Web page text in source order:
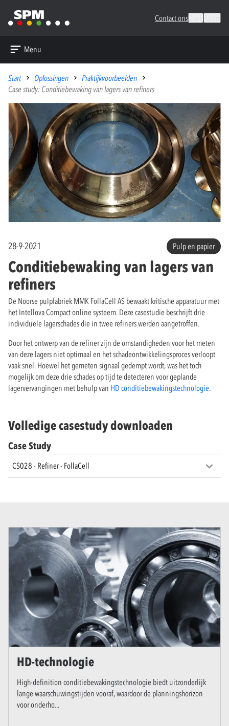
Contact ons
Menu
Start Oplossingen
Praktijkvoorbeelden
Case study: Conditiebewaking van lagers van refiners
28-9-2021 Pulp en papier
Conditiebewaking van lagers van
refiners
De Noorse pulpfabriek MMK FollaCell AS bewaakt kritische apparatuur met
het Intellova Compact online systeem. Deze casestudie beschrijft drie
individuele lagerschades die in twee refiners werden aangetroffen.
Door het ontwerp van de refiner zijn de omstandigheden voor het meten
van deze lagers niet optimaal en het schadeontwikkelingsproces verloopt
vaak snel. Hoewel het gemeten signaal gedempt wordt, was het toch
mogelijk om deze drie schades op tijd te detecteren voor geplande
lagervervangingen met behulp van HD conditiebewakingstechnologie.
Volledige casestudy downloaden
Case Study
CS028 - Refiner - FollaCell
HD-technologie
High-definition conditiebewakingstechnologie biedt uitzonderlijk
lange waarschuwingstijden vooraf, waardoor de planningshorizon
voor onderho...